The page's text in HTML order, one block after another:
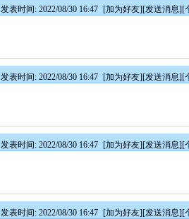
发表时间: 2022/08/30 16:47 [加为好友][发送消息][
发表时间: 2022/08/30 16:47 [加为好友][发送消息][
发表时间: 2022/08/30 16:47 [加为好友][发送消息][
发表时间: 2022/08/30 16:47 [加为好友][发送消息][